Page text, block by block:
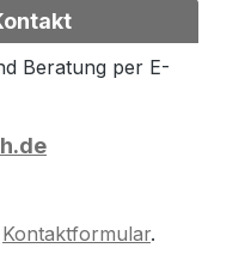
Beratung per E-
Kontaktformular.